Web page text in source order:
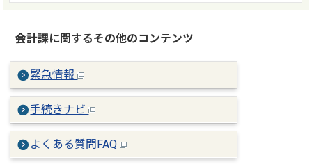
会計課に関するその他のコンテンツ
緊急情報
手続きナビ
よくある質問FAQ